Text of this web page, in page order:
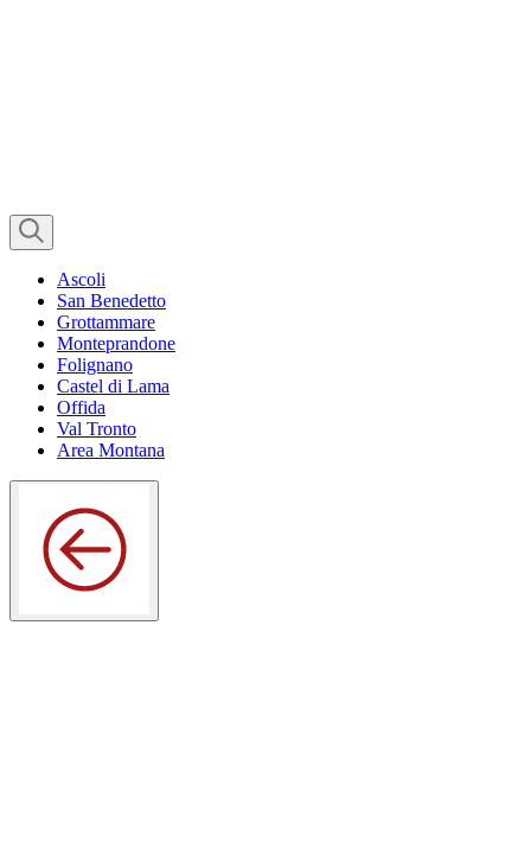
Ascoli
San Benedetto
Grottammare
Monteprandone
Folignano
Castel di Lama
Offida
Val Tronto
Area Montana